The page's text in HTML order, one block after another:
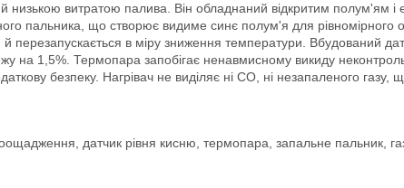
низькою витратою палива. Він обладнаний відкритим полум'ям
пальника, що створює видиме синє полум'я для рівномірного
перезапускається в міру зниження температури. Вбудований
на 1,5%. Термопара запобігає ненавмисному викиду
безпеку. Нагрівач не виділяє ні CO, ні незапаленого газу,
датчик рівня кисню, термопара, запальне пальник,